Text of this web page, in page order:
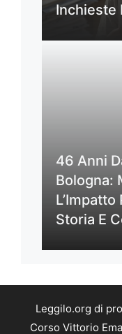
Inchieste
46 Anni
Bologna:
Storia E
Leggilo.org di
Corso Vittorio